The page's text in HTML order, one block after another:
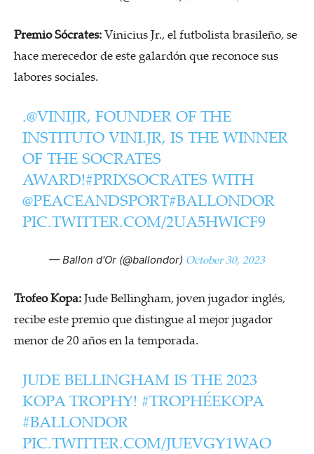
Premio Sócrates:Vinicius Jr., el futbolista brasileño, se
hace merecedor de este galardón que reconoce sus
labores sociales.
.@VINIJR, FOUNDER OF THE
INSTITUTO VINI.JR, IS THE WINNER
OF THE SOCRATES
AWARD!#PRIXSOCRATES WITH
@PEACEANDSPORT#BALLONDOR
PIC.TWITTER.COM/2UA5HWICF9
— Ballon d'Or (@ballondor) October 30, 2023
Trofeo Kopa:Jude Bellingham, joven jugador inglés,
recibe este premio que distingue al mejor jugador
menor de 20 años en la temporada.
JUDE BELLINGHAM IS THE 2023
KOPA TROPHY! #TROPHÉEKOPA
#BALLONDOR
PIC.TWITTER.COM/JUEVGY1WAO